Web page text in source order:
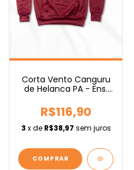
Corta Vento Canguru
de Helanca PA - Ens.
R$116,90
3 x de R$38,97 sem juros
COMPRAR